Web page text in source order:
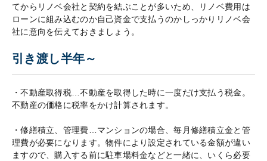
てからリノベ会社と契約を結ぶことが多いため、リノベ費用は
ローンに組み込むのか自己資金で支払うのかしっかりリノベ会
社に意向を伝えておきましょう。
引き渡し半年～
・不動産取得税…不動産を取得した時に一度だけ支払う税金。
不動産の価格に税率をかけ計算されます。
・修繕積立、管理費…マンションの場合、毎月修繕積立金と管
理費が必要になります。物件により設定されている金額が違い
ますので、購入する前に駐車場料金などと一緒に、いくら必要